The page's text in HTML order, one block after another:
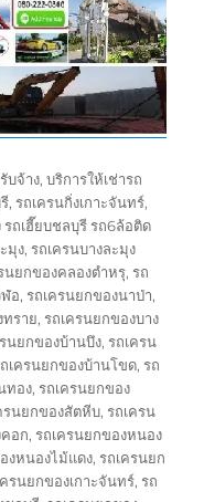
บจ้าง,บริการให้เช่ารถ
,รถเครนกิ่งเกาะจันทร์,
รถเฮี๊ยบชลบุรี รถ6ล้อติด
มุง,รถเครนบางละมุง
นยกของคลองตำหรุ,รถ
ฬ่อ,รถเครนยกของนาป่า,
ทราย,รถเครนยกของบาง
นยกของบ้านบึง,รถเครน
เครนยกของบ้านโขด,รถ
ทอง,รถเครนยกของ
รนยกของสัตหีบ,รถเครน
คอก,รถเครนยกของหนอง
งหนองไม้แดง,รถเครนยก
ครนยกของเกาะจันทร์,รถ